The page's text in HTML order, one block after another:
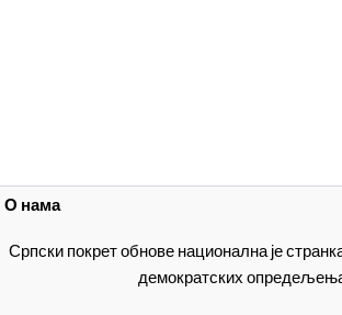
О нама
Српски покрет обнове национална је
демократских